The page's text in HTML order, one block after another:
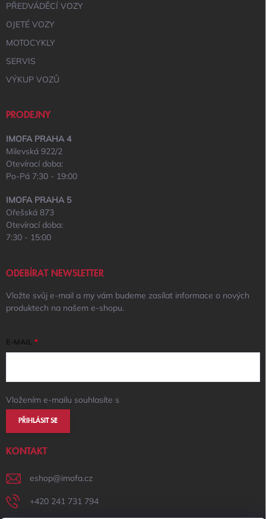
PŘEDVÁDĚCÍ VOZY
OJETÉ VOZY
MOTOCYKLY
SERVIS
VÝKUP VOZŮ
PRODEJNY
IMOFA PRAHA 4
Milevská 922/2
Otevírací doba:
Po-Pá 7:30 - 19:00
IMOFA PRAHA 5
Ořešská 873
Otevírací doba:
7:30 - 15:00
ODEBÍRAT NEWSLETTER
Vložte svůj e-mail a my vám budeme zasílat informace o nových
produktech na našem e-shopu.
E-MAIL
Vložením e-mailu souhlasíte s
PŘIHLÁSIT SE
KONTAKT
eshop@imofa.cz
+420 241 731 794